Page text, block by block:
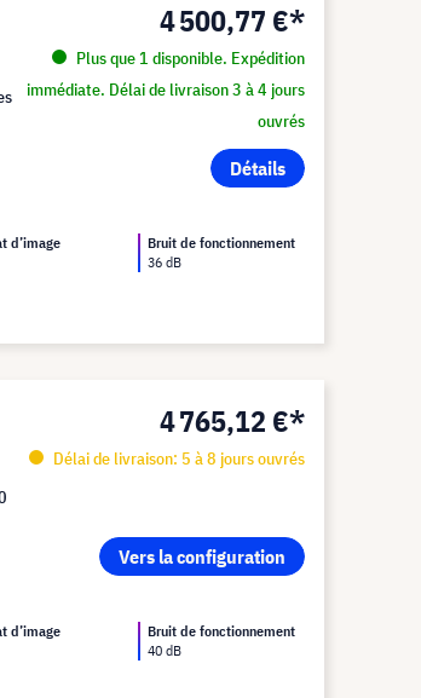
4 500,77 €*
Plus que 1 disponible. Expédition
immédiate. Délai de livraison 3 à 4 jours
ouvrés
Détails
d’image
Bruit de fonctionnement
36 dB
4 765,12 €*
Délai de livraison: 5 à 8 jours ouvrés
Vers la configuration
d’image
Bruit de fonctionnement
40 dB